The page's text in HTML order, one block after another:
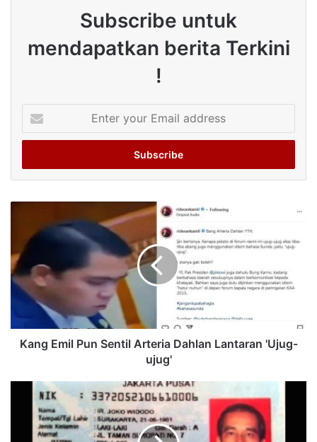
Subscribe untuk
mendapatkan berita Terkini
!
your
Email
Kang Emil Pun Sentil Arteria Dahlan Lantaran 'Ujug-
ujug'